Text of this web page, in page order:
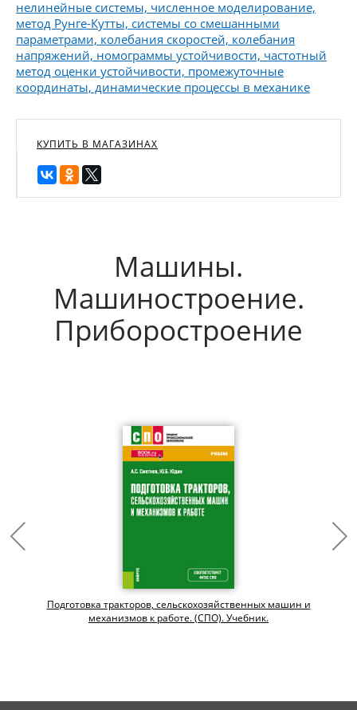
нелинейные системы, численное моделирование,
метод Рунге-Кутты, системы со смешанными
параметрами, колебания скоростей, колебания
напряжений, номограммы устойчивости, частотный
метод оценки устойчивости, промежуточные
координаты, динамические процессы в механике
КУПИТЬ В МАГАЗИНАХ
Машины.
Машиностроение.
Приборостроение
Подготовка тракторов, сельскохозяйственных машин и
механизмов к работе. (СПО). Учебник.